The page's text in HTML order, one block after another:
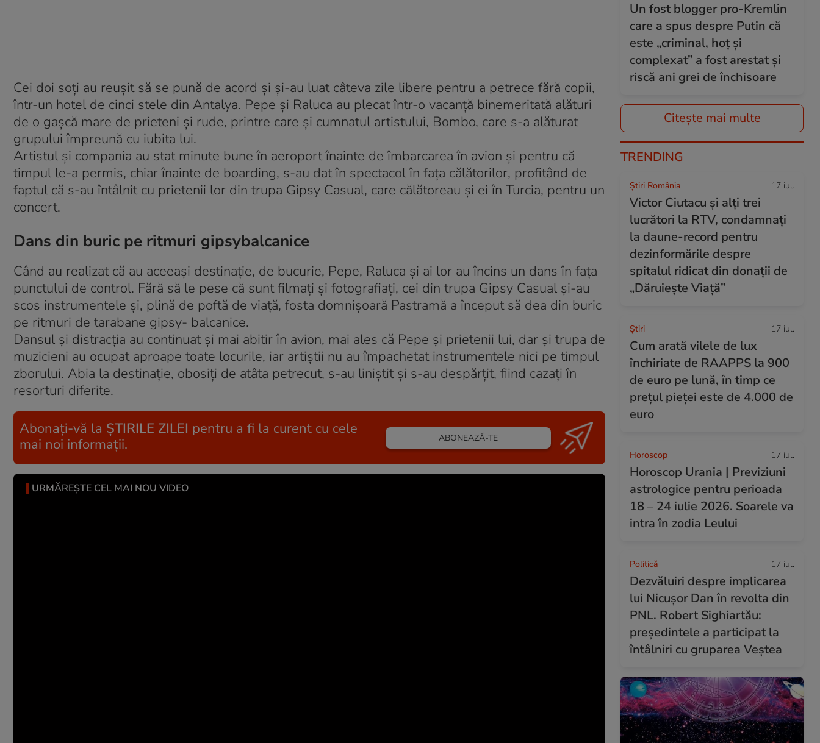
Cei doi soţi au reuşit să se pună de acord şi şi-au luat câteva zile libere pentru a petrece fără copii,
într-un hotel de cinci stele din Antalya. Pepe şi Raluca au plecat într-o vacanţă binemeritată alături
de o gaşcă mare de prieteni şi rude, printre care şi cumnatul artistului, Bombo, care s-a alăturat
grupului împreună cu iubita lui.
Artistul şi compania au stat minute bune în aeroport înainte de îmbarcarea în avion şi pentru că
timpul le-a permis, chiar înainte de boarding, s-au dat în spectacol în faţa călătorilor, profitând de
faptul că s-au întâlnit cu prietenii lor din trupa Gipsy Casual, care călătoreau şi ei în Turcia, pentru un
concert.
Dans din buric pe ritmuri gipsybalcanice
Când au realizat că au aceeaşi destinaţie, de bucurie, Pepe, Raluca şi ai lor au încins un dans în faţa
punctului de control. Fără să le pese că sunt filmaţi şi fotografiaţi, cei din trupa Gipsy Casual şi-au
scos instrumentele şi, plină de poftă de viaţă, fosta domnişoară Pastramă a început să dea din buric
pe ritmuri de tarabane gipsy- balcanice.
Dansul şi distracţia au continuat şi mai abitir în avion, mai ales că Pepe şi prietenii lui, dar şi trupa de
muzicieni au ocupat aproape toate locurile, iar artiştii nu au împachetat instrumentele nici pe timpul
zborului. Abia la destinaţie, obosiţi de atâta petrecut, s-au liniştit şi s-au despărţit, fiind cazaţi în
resorturi diferite.
Abonați-vă la ȘTIRILE ZILEI pentru a fi la curent cu cele
mai noi informații.
ABONEAZĂ-TE
URMĂREȘTE CEL MAI NOU VIDEO
Un fost blogger pro-Kremlin
care a spus despre Putin că
este „criminal, hoț și
complexat” a fost arestat și
riscă ani grei de închisoare
Citește mai multe
TRENDING
Știri România 17 iul.
Victor Ciutacu și alți trei
lucrători la RTV, condamnați
la daune-record pentru
dezinformările despre
spitalul ridicat din donații de
„Dăruiește Viață”
Ştiri 17 iul.
Cum arată vilele de lux
închiriate de RAAPPS la 900
de euro pe lună, în timp ce
prețul pieței este de 4.000 de
euro
Horoscop 17 iul.
Horoscop Urania | Previziuni
astrologice pentru perioada
18 – 24 iulie 2026. Soarele va
intra în zodia Leului
Politică 17 iul.
Dezvăluiri despre implicarea
lui Nicușor Dan în revolta din
PNL. Robert Sighiartău:
președintele a participat la
întâlniri cu gruparea Veștea